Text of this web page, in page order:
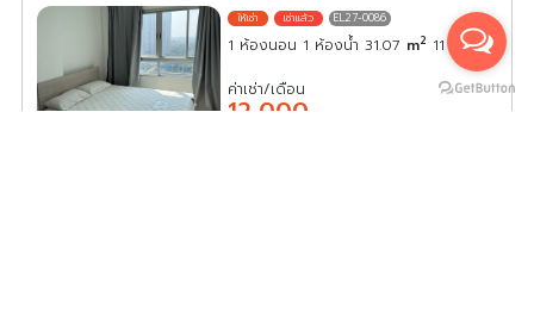
EL27-0086
1 ห้องนอน 1 ห้องน้ำ 31.07 m2 11 -
ค่าเช่า/เดือน
12,000